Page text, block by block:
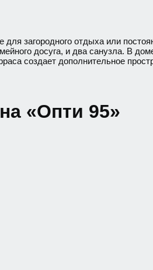
загородного отдыха или
досуга, и два санузла. В
создает дополнительное
«Опти 95»